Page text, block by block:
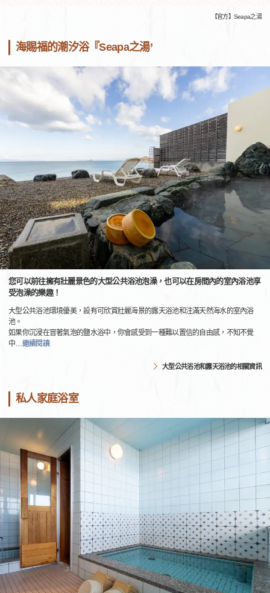
【官方】Seapa之湯
海賜福的潮汐浴『Seapa之湯’
您可以前往擁有壯麗景色的大型公共浴池泡澡，也可以在房間內的室內浴池享
受泡澡的樂趣！
大型公共浴池環境優美，設有可欣賞壯麗海景的露天浴池和注滿天然海水的室內浴
池。
如果你沉浸在冒著氣泡的鹽水浴中，你會感受到一種難以置信的自由感，不知不覺
中…繼續閱讀
大型公共浴池和露天浴池的相關資訊
私人家庭浴室